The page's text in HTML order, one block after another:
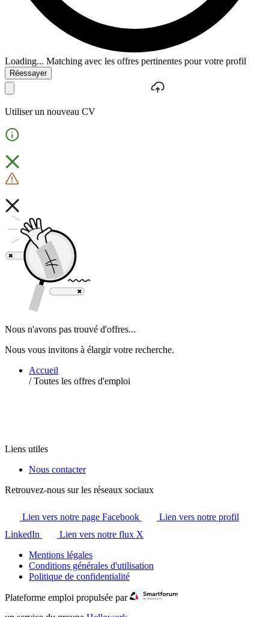
Loading... Matching avec les offres pertinentes pour votre profil
Réessayer
Utiliser un nouveau CV
Nous n'avons pas trouvé d'offres...
Nous vous invitons à élargir votre recherche.
Accueil
/ Toutes les offres d'emploi
Liens utiles
Nous contacter
Retrouvez-nous sur les réseaux sociaux
Lien vers notre page Facebook
Lien vers notre profil
LinkedIn
Lien vers notre flux X
Mentions légales
Conditions générales d'utilisation
Politique de confidentialité
Plateforme emploi propulsée par